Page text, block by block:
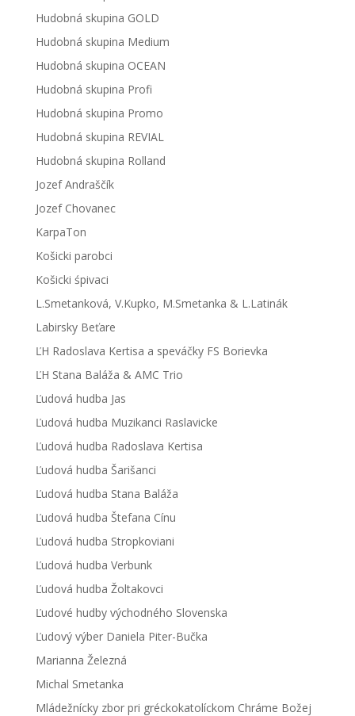
Hudobná skupina GOLD
Hudobná skupina Medium
Hudobná skupina OCEAN
Hudobná skupina Profi
Hudobná skupina Promo
Hudobná skupina REVIAL
Hudobná skupina Rolland
Jozef Andraščík
Jozef Chovanec
KarpaTon
Košicki parobci
Košicki śpivaci
L.Smetanková, V.Kupko, M.Smetanka & L.Latinák
Labirsky Beťare
ĽH Radoslava Kertisa a speváčky FS Borievka
ĽH Stana Baláža & AMC Trio
Ľudová hudba Jas
Ľudová hudba Muzikanci Raslavicke
Ľudová hudba Radoslava Kertisa
Ľudová hudba Šarišanci
Ľudová hudba Stana Baláža
Ľudová hudba Štefana Cínu
Ľudová hudba Stropkoviani
Ľudová hudba Verbunk
Ľudová hudba Žoltakovci
Ľudové hudby východného Slovenska
Ľudový výber Daniela Piter-Bučka
Marianna Železná
Michal Smetanka
Mládežnícky zbor pri gréckokatolíckom Chráme Božej